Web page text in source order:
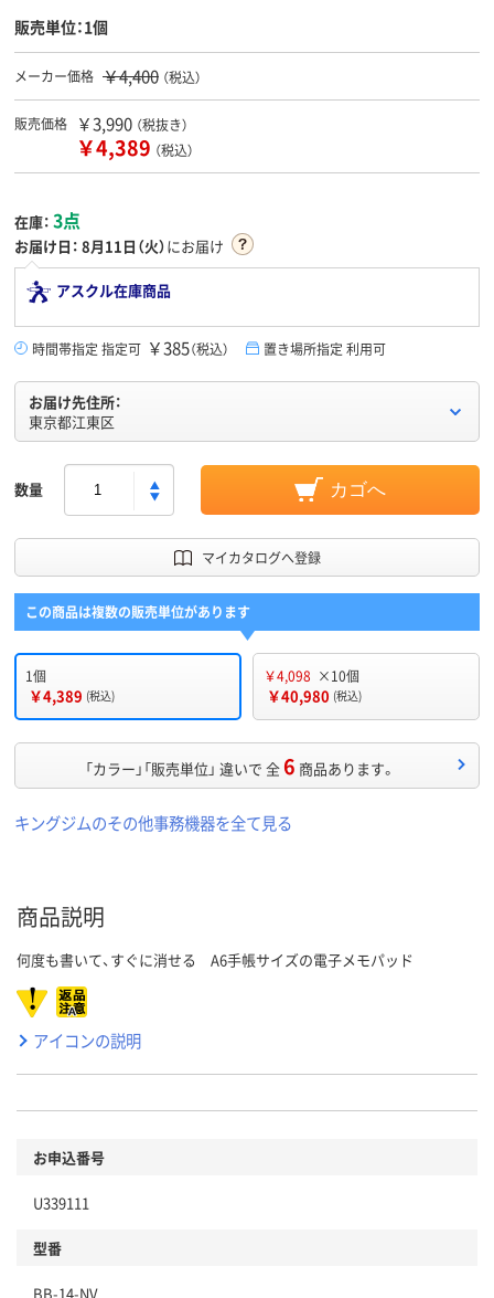
販売単位：1個
メーカー価格 ￥4,400 （税込）
販売価格 ￥3,990 （税抜き）
￥4,389 （税込）
在庫： 3点
お届け日： 8月11日（火）にお届け
アスクル在庫商品
時間帯指定 指定可 ￥385（税込） 置き場所指定 利用可
お届け先住所：
東京都江東区
数量 カゴへ
マイカタログへ登録
この商品は複数の販売単位があります
1個
￥4,389 (税込)
￥4,098 ×10個
￥40,980 (税込)
「カラー」「販売単位」 違いで 全6 商品あります。
キングジムのその他事務機器を全て見る
商品説明
何度も書いて、すぐに消せる A6手帳サイズの電子メモパッド
アイコンの説明
お申込番号
U339111
型番
BB-14-NV